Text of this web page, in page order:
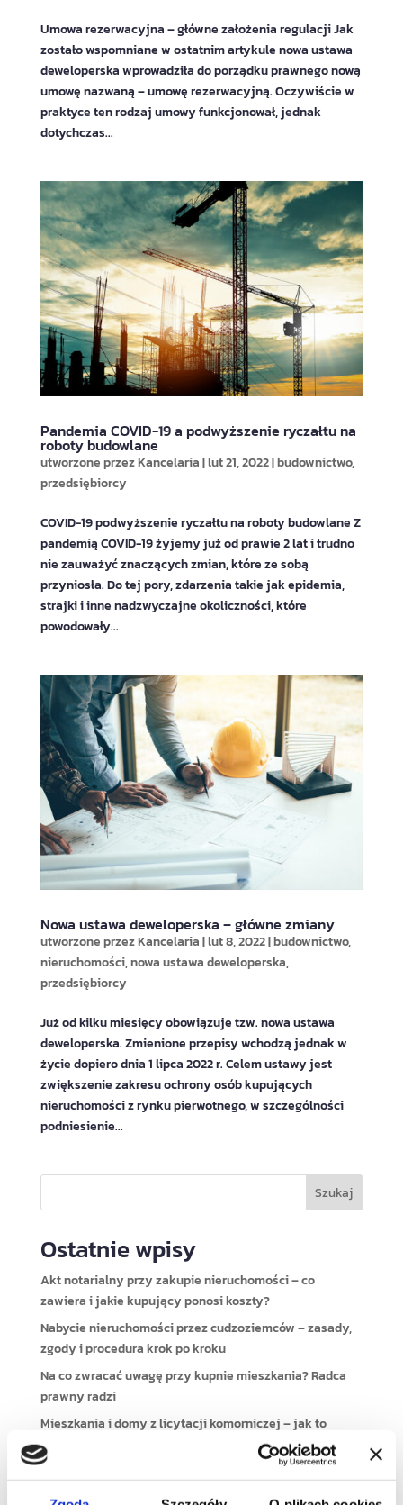
Umowa rezerwacyjna – główne założenia regulacji Jak
zostało wspomniane w ostatnim artykule nowa ustawa
deweloperska wprowadziła do porządku prawnego nową
umowę nazwaną – umowę rezerwacyjną. Oczywiście w
praktyce ten rodzaj umowy funkcjonował, jednak
dotychczas...
Pandemia COVID-19 a podwyższenie ryczałtu na
roboty budowlane
utworzone przezKancelaria|lut 21, 2022|budownictwo,
przedsiębiorcy
COVID-19 podwyższenie ryczałtu na roboty budowlane Z
pandemią COVID-19 żyjemy już od prawie 2 lat i trudno
nie zauważyć znaczących zmian, które ze sobą
przyniosła. Do tej pory, zdarzenia takie jak epidemia,
strajki i inne nadzwyczajne okoliczności, które
powodowały...
Nowa ustawa deweloperska – główne zmiany
utworzone przezKancelaria|lut 8, 2022|budownictwo,
nieruchomości,nowa ustawa deweloperska,
przedsiębiorcy
Już od kilku miesięcy obowiązuje tzw. nowa ustawa
deweloperska. Zmienione przepisy wchodzą jednak w
życie dopiero dnia 1 lipca 2022 r. Celem ustawy jest
zwiększenie zakresu ochrony osób kupujących
nieruchomości z rynku pierwotnego, w szczególności
podniesienie...
Szukaj
Ostatnie wpisy
Akt notarialny przy zakupie nieruchomości – co
zawiera i jakie kupujący ponosi koszty?
Nabycie nieruchomości przez cudzoziemców – zasady,
zgody i procedura krok po kroku
Na co zwracać uwagę przy kupnie mieszkania? Radca
prawny radzi
Mieszkania i domy z licytacji komorniczej – jak to
działa w praktyce?
Wyrok TK P 10/16 – co oznacza dla właścicieli działek z